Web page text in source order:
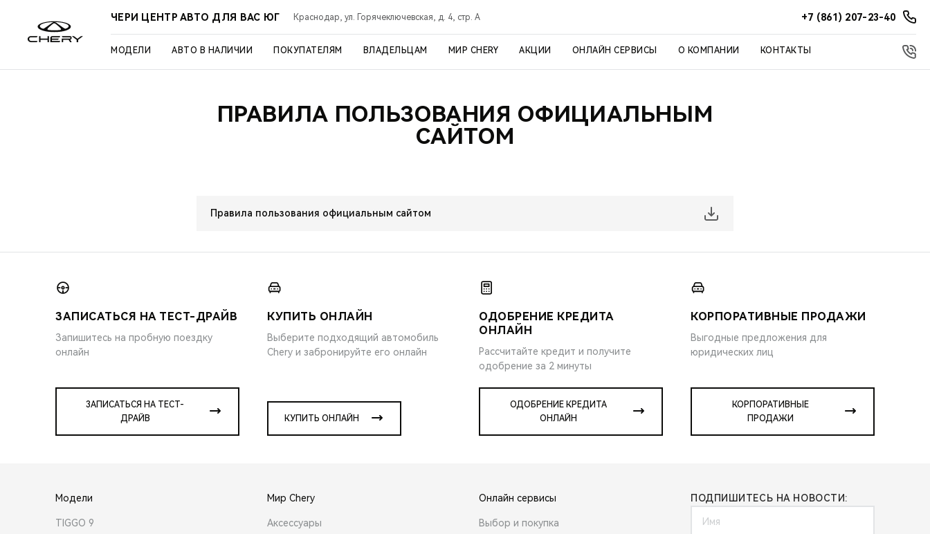
ЧЕРИ ЦЕНТР АВТО ДЛЯ ВАС ЮГ Краснодар, ул. Горячеключевская, д. 4, стр. А +7 (861) 207-23-40
МОДЕЛИ АВТО В НАЛИЧИИ ПОКУПАТЕЛЯМ ВЛАДЕЛЬЦАМ МИР CHERY АКЦИИ ОНЛАЙН СЕРВИСЫ О КОМПАНИИ КОНТАКТЫ
ПРАВИЛА ПОЛЬЗОВАНИЯ ОФИЦИАЛЬНЫМ
САЙТОМ
Правила пользования официальным сайтом
ЗАПИСАТЬСЯ НА ТЕСТ-ДРАЙВ
Запишитесь на пробную поездку
онлайн
ЗАПИСАТЬСЯ НА ТЕСТ-
ДРАЙВ
КУПИТЬ ОНЛАЙН
Выберите подходящий автомобиль
Chery и забронируйте его онлайн
КУПИТЬ ОНЛАЙН
ОДОБРЕНИЕ КРЕДИТА
ОНЛАЙН
Рассчитайте кредит и получите
одобрение за 2 минуты
ОДОБРЕНИЕ КРЕДИТА
ОНЛАЙН
КОРПОРАТИВНЫЕ ПРОДАЖИ
Выгодные предложения для
юридических лиц
КОРПОРАТИВНЫЕ
ПРОДАЖИ
Модели
TIGGO 9
Мир Chery
Аксессуары
Онлайн сервисы
Выбор и покупка
ПОДПИШИТЕСЬ НА НОВОСТИ: